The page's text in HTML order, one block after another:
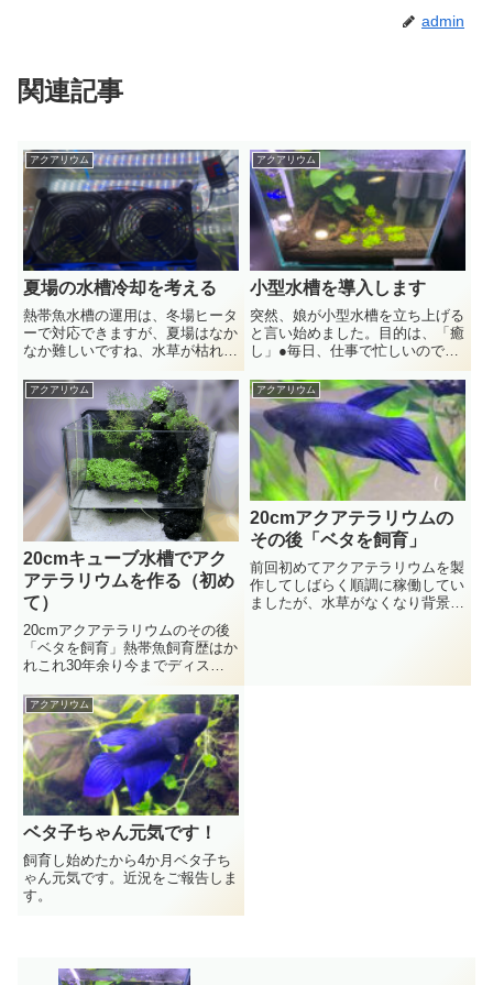
admin
関連記事
アクアリウム
夏場の水槽冷却を考える
熱帯魚水槽の運用は、冬場ヒータ
ーで対応できますが、夏場はなか
なか難しいですね、水草が枯れた
り魚の体調が悪くなったりと。今
回は夏場の冷却システムを検討し
てみました。ペルチェ式やコンプ
レッサー式の冷却も検討しました
が、結局コストが安いファン式に
しました。
アクアリウム
小型水槽を導入します
突然、娘が小型水槽を立ち上げる
と言い始めました。目的は、「癒
し」●毎日、仕事で忙しいので家
にいる時は癒されたい●イメージ
としては、緑の水草を敷き詰め
て、可愛い小型のエビを飼育●水
槽サイズは、設置スペースを考慮
して横幅は20cm程度の物が理
想...
アクアリウム
20cmキューブ水槽でアク
アテラリウムを作る（初め
て）
20cmアクアテラリウムのその後
「ベタを飼育」熱帯魚飼育歴はか
れこれ30年余り今までディスカ
スを飼ってみたりCO2を入れて水
草水槽にチャレンジしてみたり気
分転換に水槽の景色を変えてみた
りいろいろしてきました。今回は
初めてアクアテラリウムに挑...
アクアリウム
20cmアクアテラリウムの
その後「ベタを飼育」
前回初めてアクアテラリウムを製
作してしばらく順調に稼働してい
ましたが、水草がなくなり背景に
テラリウム水草を生やし、右の...
アクアリウム
ベタ子ちゃん元気です！
飼育し始めたから4か月ベタ子ち
ゃん元気です。近況をご報告しま
す。